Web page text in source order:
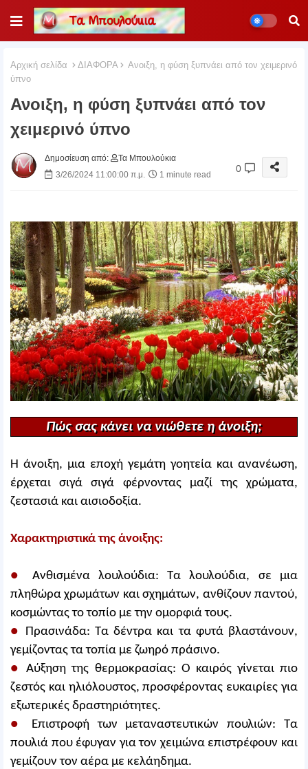
Αρχική σελίδα ΔΙΑΦΟΡΑ
Ανοιξη, η φύση ξυπνάει από τον χειμερινό
ύπνο
Ανοιξη, η φύση ξυπνάει από τον
χειμερινό ύπνο
Δημοσίευση από:
Τα Μπουλούκια
3/26/2024 11:00:00 π.μ.
1 minute read
0
Πώς σας κάνει να νιώθετε η άνοιξη;
Η άνοιξη, μια εποχή γεμάτη γοητεία και ανανέωση,
έρχεται σιγά σιγά φέρνοντας μαζί της χρώματα,
ζεστασιά και αισιοδοξία.
Χαρακτηριστικά της άνοιξης:
● Ανθισμένα λουλούδια: Τα λουλούδια, σε μια
πληθώρα χρωμάτων και σχημάτων, ανθίζουν παντού,
κοσμώντας το τοπίο με την ομορφιά τους.
● Πρασινάδα: Τα δέντρα και τα φυτά βλαστάνουν,
γεμίζοντας τα τοπία με ζωηρό πράσινο.
●Αύξηση της θερμοκρασίας: Ο καιρός γίνεται πιο
ζεστός και ηλιόλουστος, προσφέροντας ευκαιρίες για
εξωτερικές δραστηριότητες.
● Επιστροφή των μεταναστευτικών πουλιών: Τα
πουλιά που έφυγαν για τον χειμώνα επιστρέφουν και
γεμίζουν τον αέρα με κελάηδημα.